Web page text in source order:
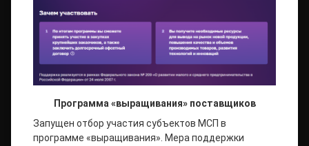
Программа «выращивания» поставщиков
Запущен отбор участия субъектов МСП в
программе «выращивания». Мера поддержки